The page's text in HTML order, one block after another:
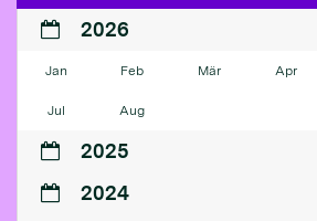
2026
Jan Feb Mär Apr
Jul Aug
2025
2024